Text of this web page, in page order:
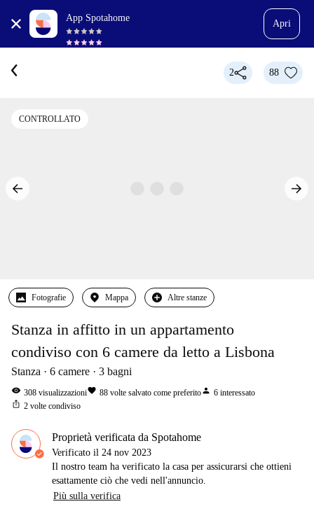
App Spotahome
Apri
2 88
CONTROLLATO
Fotografie Mappa Altre stanze
Stanza in affitto in un appartamento
condiviso con 6 camere da letto a Lisbona
Stanza 6 camere 3 bagni
visibility 308 visualizzazionifavorite 88 volte salvato come preferitoperson 6 interessato
ios_share 2 volte condiviso
Proprietà verificata da Spotahome
Verificato il 24 nov 2023
Il nostro team ha verificato la casa per assicurarsi che ottieni
esattamente ciò che vedi nell'annuncio.
Più sulla verifica